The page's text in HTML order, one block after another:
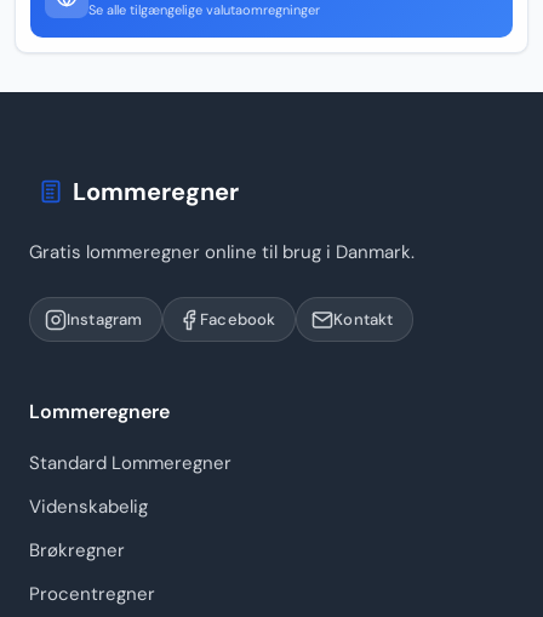
Se alle tilgængelige valutaomregninger
Lommeregner
Gratis lommeregner online til brug i Danmark.
Instagram Facebook Kontakt
Lommeregnere
Standard Lommeregner
Videnskabelig
Brøkregner
Procentregner